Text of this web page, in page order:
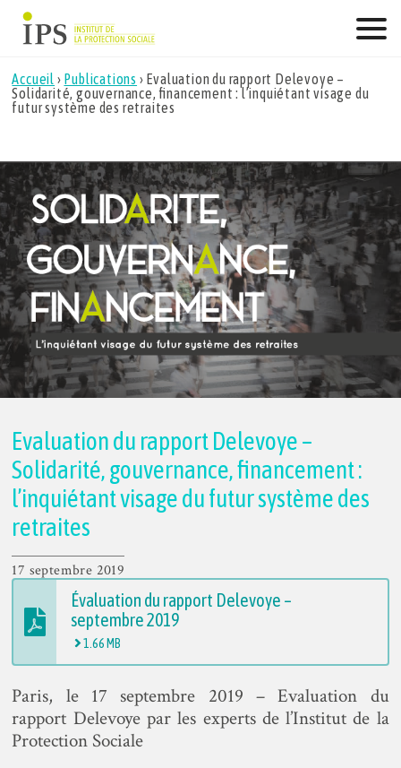
Accueil › Publications › Evaluation du rapport Delevoye –
Solidarité, gouvernance, financement : l’inquiétant visage du
futur système des retraites
Evaluation du rapport Delevoye –
Solidarité, gouvernance, financement :
l’inquiétant visage du futur système des
retraites
17 septembre 2019
Évaluation du rapport Delevoye –
septembre 2019
1.66 MB
Paris, le 17 septembre 2019 – Evaluation du
rapport Delevoye par les experts de l’Institut de la
Protection Sociale